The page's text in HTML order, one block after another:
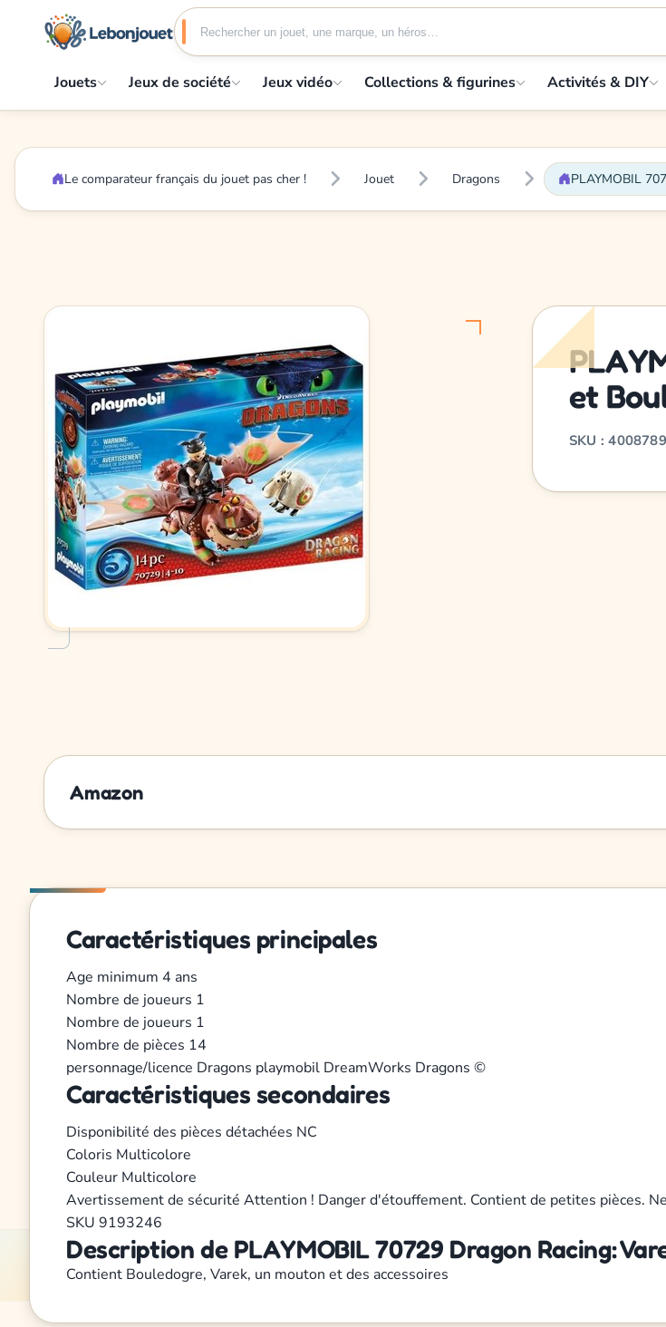
Jouets Jeux de société Jeux vidéo Collections & figurines Activités & DIY
Le comparateur français du jouet pas cher ! Jouet Dragons PLAYMOBIL
et
SKU :
Amazon
Caractéristiques principales
Age minimum 4 ans
Nombre de joueurs 1
Nombre de joueurs 1
Nombre de pièces 14
personnage/licence Dragons playmobil DreamWorks Dragons ©
Caractéristiques secondaires
Disponibilité des pièces détachées NC
Coloris Multicolore
Couleur Multicolore
Avertissement de sécurité Attention ! Danger d'étouffement. Contient de petites pièces.
SKU 9193246
Description de PLAYMOBIL 70729 Dragon Racing:
Contient Bouledogre, Varek, un mouton et des accessoires